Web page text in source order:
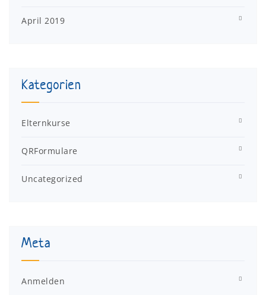
April 2019
Kategorien
Elternkurse
QRFormulare
Uncategorized
Meta
Anmelden